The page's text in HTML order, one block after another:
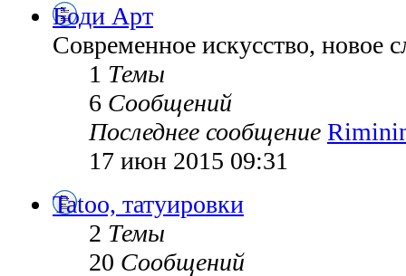
Боди Арт
Современное искусство, новое
1 Темы
6 Сообщений
Последнее сообщение
17 июн 2015 09:31
Tatoo, татуировки
2 Темы
20 Сообщений